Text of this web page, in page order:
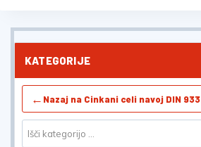
KATEGORIJE
← Nazaj na Cinkani celi navoj DIN 933